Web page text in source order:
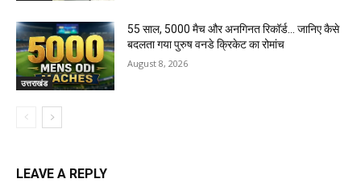
उत्तराखंड
55 साल, 5000 मैच और अनगिनत रिकॉर्ड… जानिए कैसे
बदलता गया पुरुष वनडे क्रिकेट का रोमांच
August 8, 2026
LEAVE A REPLY